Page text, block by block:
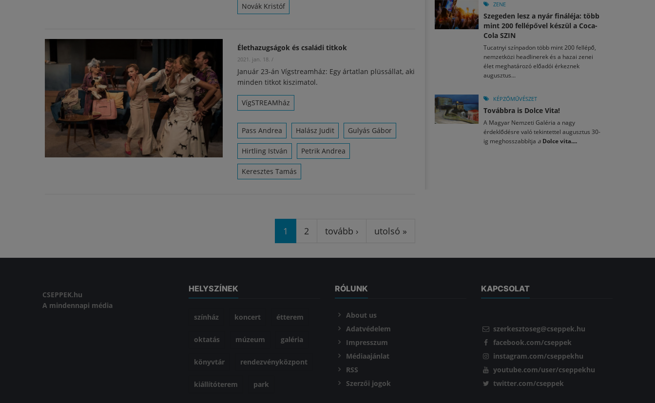
Novák Kristóf
Élethazugságok és családi titkok
2021. jan. 18. /
Január 23-án Vígstreamház: Egy ártatlan plüssállat, aki
minden titkot kiszimatol.
VígSTREAMház
Pass Andrea Halász Judit Gulyás Gábor
Hirtling István Petrik Andrea
Keresztes Tamás
1 2 tovább › utolsó »
ZENE
Szegeden lesz a nyár fináléja: több
mint 200 fellépővel készül a Coca-
Cola SZIN
Tucatnyi színpadon több mint 200 fellépő,
nemzetközi headlinerek és a hazai zenei
élet meghatározó előadói érkeznek
augusztus...
KÉPZŐMŰVÉSZET
Továbbra is Dolce Vita!
A Magyar Nemzeti Galéria a nagy
érdeklődésre való tekintettel augusztus 30-
ig meghosszabbítja a Dolce vita....
CSEPPEK.hu
A mindennapi média
HELYSZÍNEK
színház koncert étterem
oktatás múzeum galéria
könyvtár rendezvényközpont
kiállítóterem park
RÓLUNK
About us
Adatvédelem
Impresszum
Médiaajánlat
RSS
Szerzői jogok
KAPCSOLAT
szerkesztoseg@cseppek.hu
facebook.com/cseppek
instagram.com/cseppekhu
youtube.com/user/cseppekhu
twitter.com/cseppek